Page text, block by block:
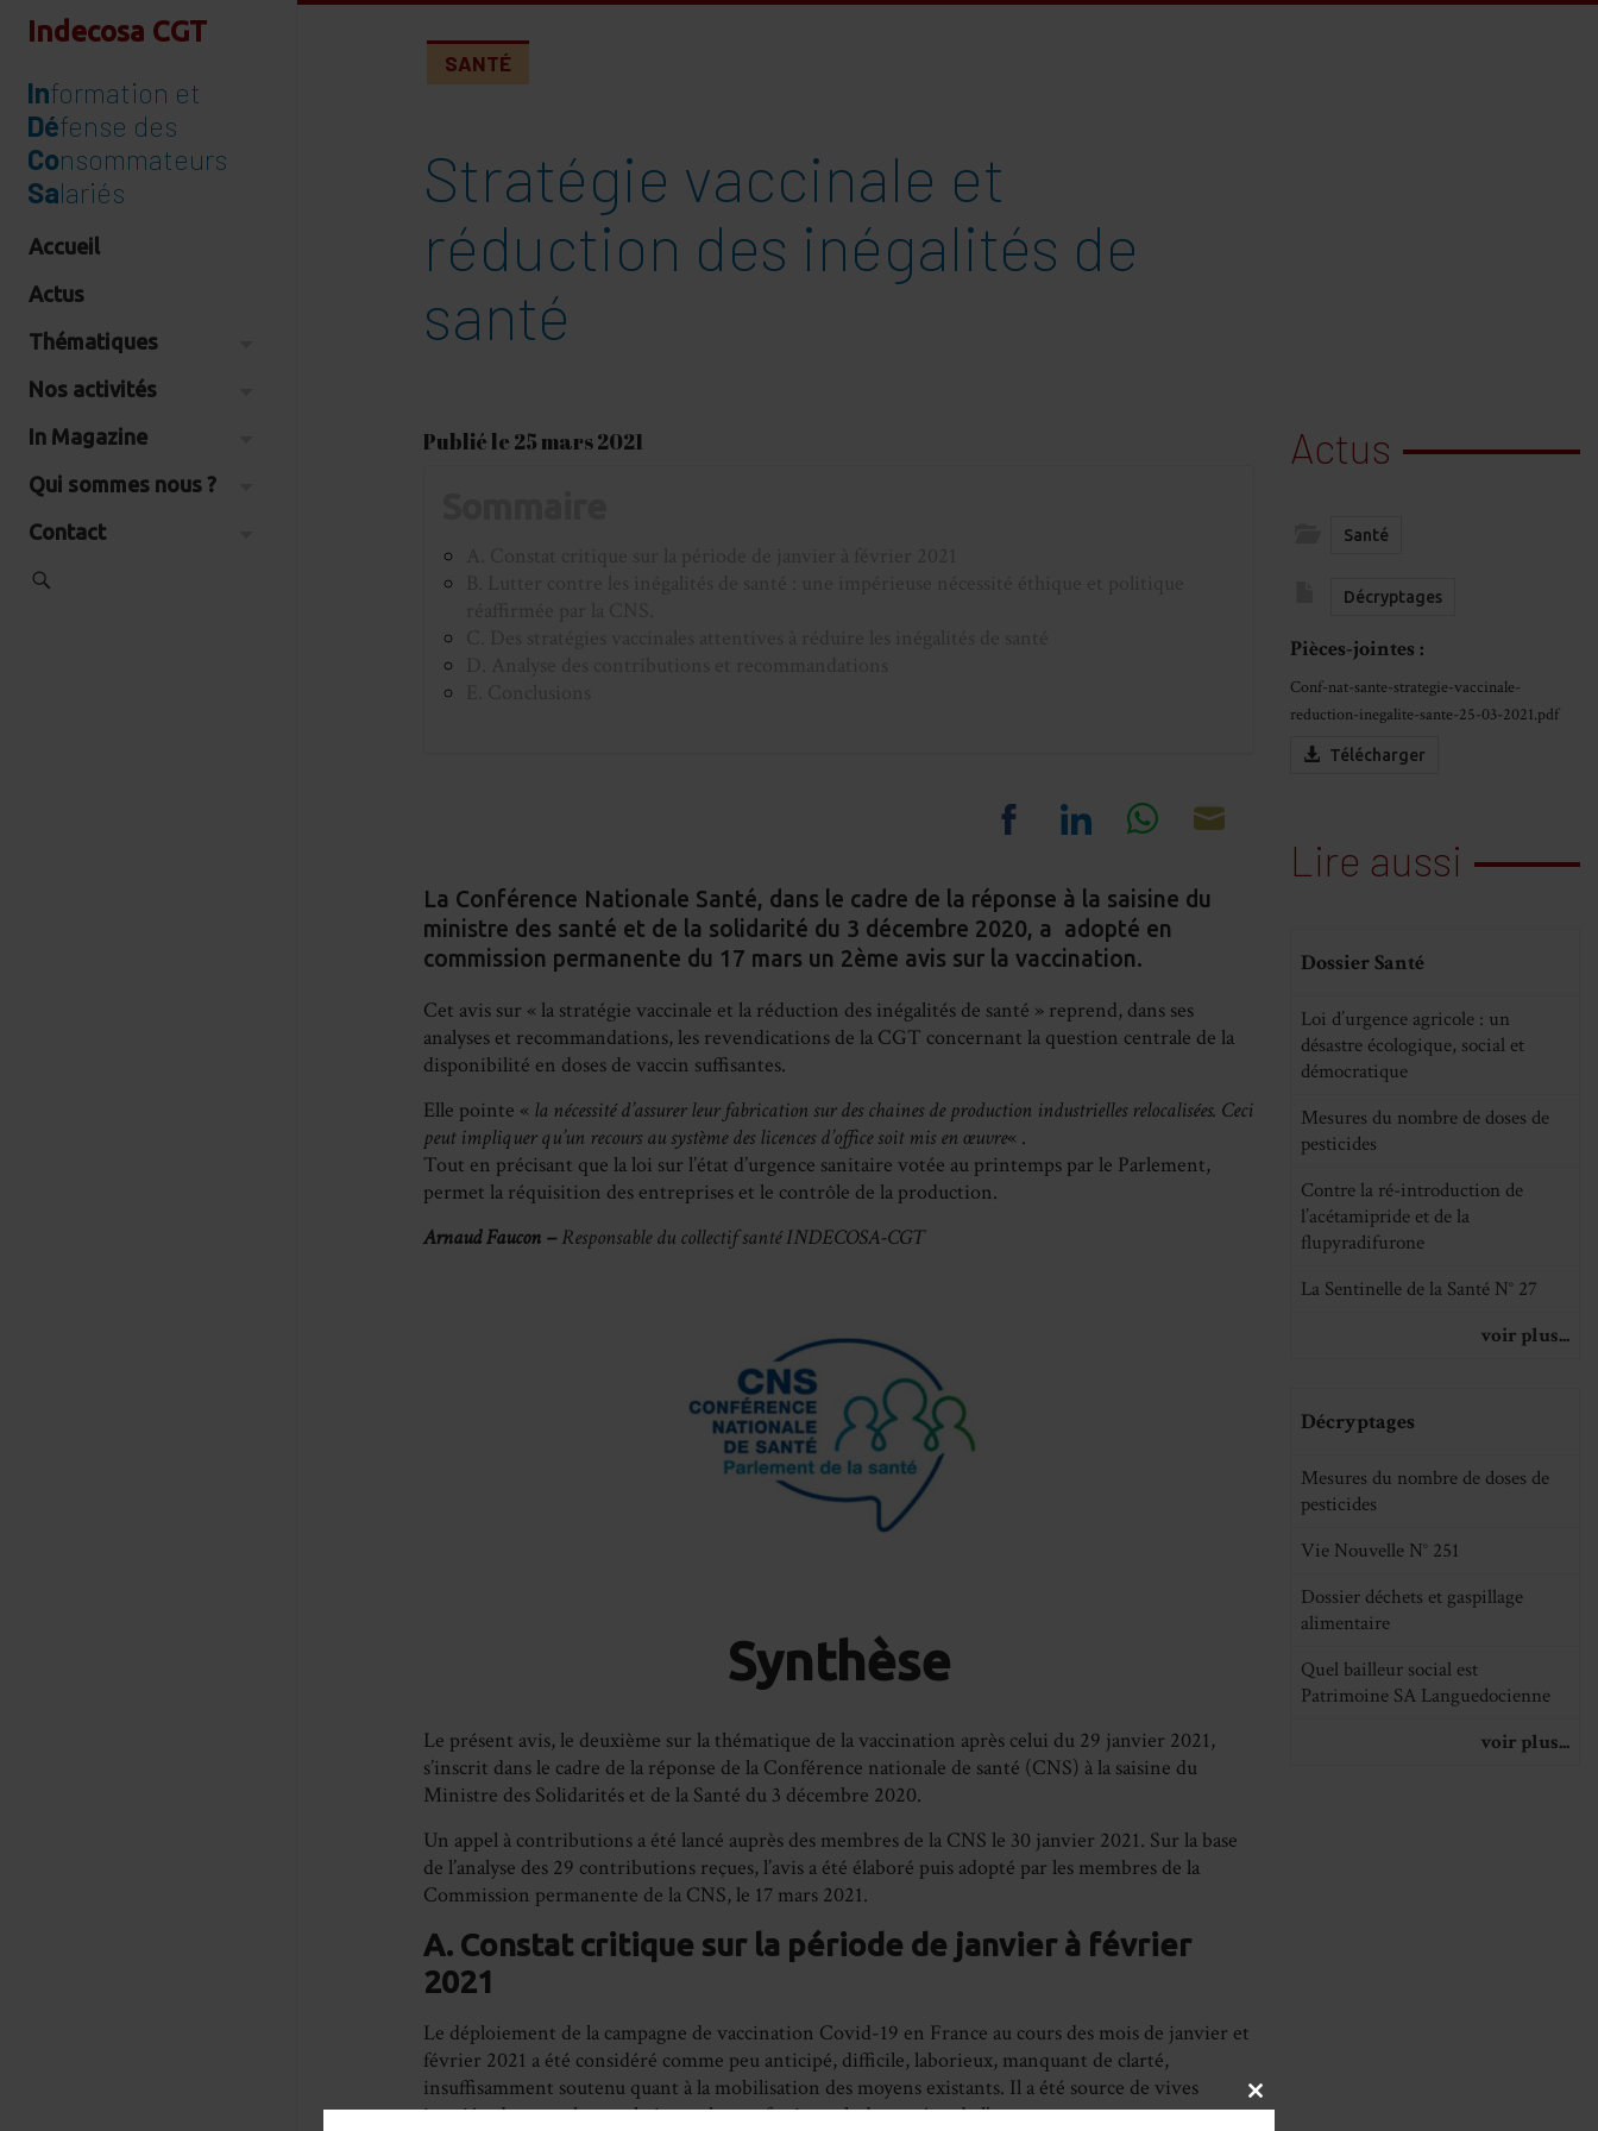
Indecosa CGT
Information et
Défense des
Consommateurs
Salariés
Accueil
Actus
Thématiques
Nos activités
In Magazine
Qui sommes nous ?
Contact
SANTÉ
Stratégie vaccinale et
réduction des inégalités de
santé
Publié le 25 mars 2021
on
Facebook
on
LinkedIn
on
WhatsApp
La Conférence Nationale Santé, dans le cadre de la réponse à la saisine du
ministre des santé et de la solidarité du 3 décembre 2020, a adopté en
commission permanente du 17 mars un 2ème avis sur la vaccination.
Cet avis sur « la stratégie vaccinale et la réduction des inégalités de santé » reprend, dans ses
analyses et recommandations, les revendications de la CGT concernant la question centrale de la
disponibilité en doses de vaccin suffisantes.
Elle pointe « la nécessité d’assurer leur fabrication sur des chaines de production industrielles relocalisées. Ceci
peut impliquer qu’un recoursau système des licences d’office soit mis en œuvre« .
Tout en précisant que la loi sur l’état d’urgence sanitaire votée au printemps par le Parlement,
permet la réquisition des entreprises et le contrôle de la production.
Arnaud Faucon –Responsable du collectif santé INDECOSA-CGT
Synthèse
Le présent avis, le deuxième sur la thématique de la vaccination après celui du 29 janvier 2021,
s’inscrit dans le cadre de la réponse de la Conférence nationale de santé (CNS) à la saisine du
Ministre des Solidarités et de la Santé du 3 décembre 2020.
Un appel à contributions a été lancé auprès des membres de la CNS le 30 janvier 2021. Sur la base
de l’analyse des 29 contributions reçues, l’avis a été élaboré puis adopté par les membres de la
Commission permanente de la CNS, le 17 mars 2021.
A. Constat critique sur la période de janvier à février
2021
Le déploiement de la campagne de vaccination Covid-19 en France au cours des mois de janvier et
février 2021 a été considéré comme peu anticipé, difficile, laborieux, manquant de clarté,
insuffisamment soutenu quant à la mobilisation des moyens existants. Il a été source de vives
inquiétudes pour la population et les professionnels de santé et de l’accompagnement.
Actus
Santé
Décryptages
Pièces-jointes :
Conf-nat-sante-strategie-vaccinale-
reduction-inegalite-sante-25-03-2021.pdf
Télécharger
Lire aussi
Dossier Santé
Loi d’urgence agricole : un
désastre écologique, social et
démocratique
Mesures du nombre de doses de
pesticides
Contre la ré-introduction de
l’acétamipride et de la
flupyradifurone
La Sentinelle de la Santé N° 27
voir plus...
Décryptages
Mesures du nombre de doses de
pesticides
Vie Nouvelle N° 251
Dossier déchets et gaspillage
alimentaire
Quel bailleur social est
Patrimoine SA Languedocienne
voir plus...